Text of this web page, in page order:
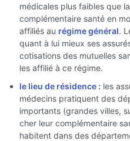
médicales plus faibles que
complémentaire santé en
affiliés au régime général.
quant à lui mieux ses
cotisations des mutuelles
les affilié à ce régime.
le lieu de résidence : les
médecins pratiquent des
importants (grandes villes,
cher leur complémentaire
habitent dans des